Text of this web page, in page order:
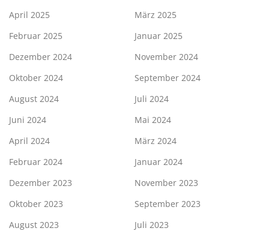
April 2025
März 2025
Februar 2025
Januar 2025
Dezember 2024
November 2024
Oktober 2024
September 2024
August 2024
Juli 2024
Juni 2024
Mai 2024
April 2024
März 2024
Februar 2024
Januar 2024
Dezember 2023
November 2023
Oktober 2023
September 2023
August 2023
Juli 2023